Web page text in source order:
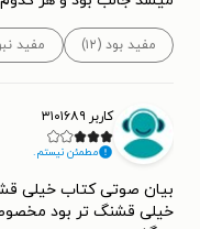
مفید بود (۱۲) مفید
کاربر ۳۱۰۱۶۸۹
مطمئن نیستم.
بیان صوتی کتاب خیلی
خیلی قشنگ تر بود